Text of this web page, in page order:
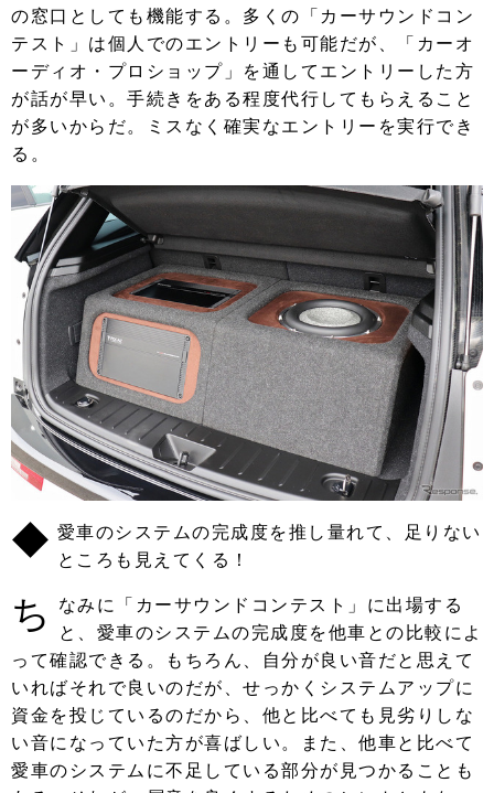
の窓口としても機能する。多くの「カーサウンドコン
テスト」は個人でのエントリーも可能だが、「カーオ
ーディオ・プロショップ」を通してエントリーした方
が話が早い。手続きをある程度代行してもらえること
が多いからだ。ミスなく確実なエントリーを実行でき
る。
◆ 愛車のシステムの完成度を推し量れて、足りない
ところも見えてくる！
ち
なみに「カーサウンドコンテスト」に出場する
と、愛車のシステムの完成度を他車との比較によ
って確認できる。もちろん、自分が良い音だと思えて
いればそれで良いのだが、せっかくシステムアップに
資金を投じているのだから、他と比べても見劣りしな
い音になっていた方が喜ばしい。また、他車と比べて
愛車のシステムに不足している部分が見つかることも